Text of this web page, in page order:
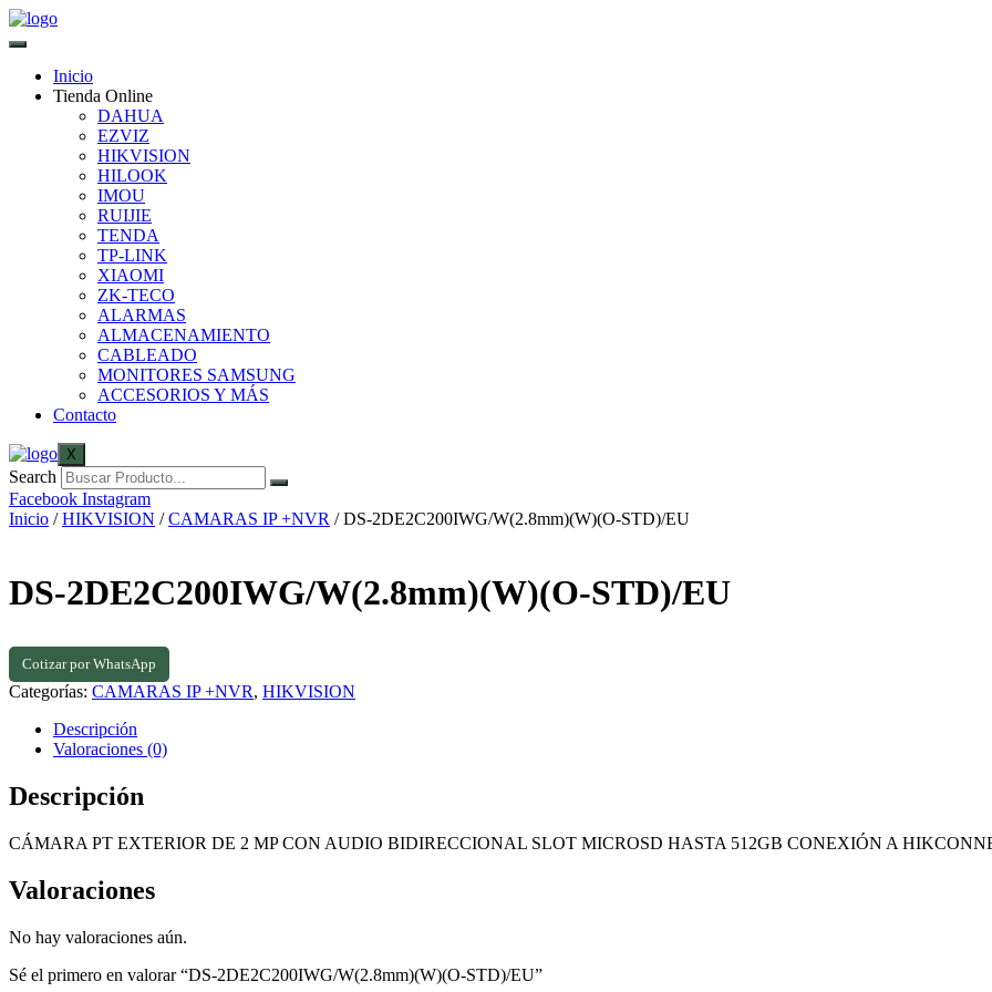
Inicio
Tienda Online
DAHUA
EZVIZ
HIKVISION
HILOOK
IMOU
RUIJIE
TENDA
TP-LINK
XIAOMI
ZK-TECO
ALARMAS
ALMACENAMIENTO
CABLEADO
MONITORES SAMSUNG
ACCESORIOS Y MÁS
Contacto
X
Search
Facebook Instagram
Inicio /HIKVISION /CAMARAS IP +NVR / DS-2DE2C200IWG/W(2.8mm)(W)(O-STD)/EU
DS-2DE2C200IWG/W(2.8mm)(W)(O-STD)/EU
Cotizar por WhatsApp
Categorías: CAMARAS IP +NVR, HIKVISION
Descripción
Valoraciones (0)
Descripción
CÁMARA PT EXTERIOR DE 2 MP CON AUDIO BIDIRECCIONAL SLOT MICROSD HASTA 512GB CONEXIÓN A
Valoraciones
No hay valoraciones aún.
Sé el primero en valorar “DS-2DE2C200IWG/W(2.8mm)(W)(O-STD)/EU”